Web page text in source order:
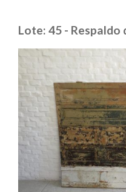
Lote: 45 - Respaldo